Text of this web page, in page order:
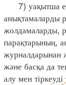
7) уақытша
анықтамаларды
жолдамаларды,
парақтарының,
журналдарынан
және басқа да
алу мен